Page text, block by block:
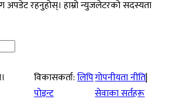
अपडेट रहनुहोस्। हाम्रो न्युजलेटरको सदस्यता
विकासकर्ता:लिपि
पोइन्ट
गोपनीयता नीति|
सेवाका सर्तहरू